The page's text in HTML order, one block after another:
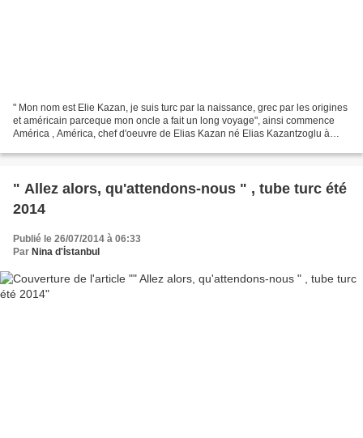
" Mon nom est Elie Kazan, je suis turc par la naissance, grec par les origines
et américain parceque mon oncle a fait un long voyage", ainsi commence
América , América, chef d'oeuvre de Elias Kazan né Elias Kazantzoglu à
" Allez alors, qu'attendons-nous " , tube turc été
2014
Publié le 26/07/2014 à 06:33
Par Nina d'İstanbul